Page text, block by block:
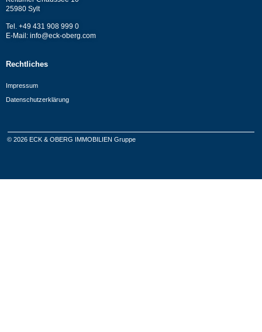
25980 Sylt
Tel. +49 431 908 999 0
E-Mail: info@eck-oberg.com
Rechtliches
Impressum
Datenschutzerklärung
© 2026 ECK & OBERG IMMOBILIEN Gruppe